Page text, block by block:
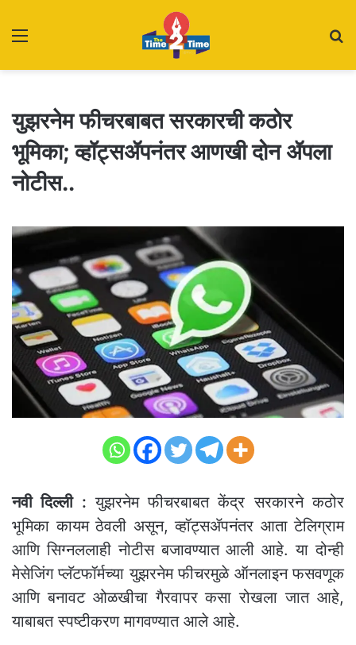
युझरनेम फीचरबाबत सरकारची कठोर
भूमिका; व्हॉट्सॲपनंतर आणखी दोन ॲपला
नोटीस..
नवी दिल्ली : युझरनेम फीचरबाबत केंद्र सरकारने कठोर
भूमिका कायम ठेवली असून, व्हॉट्सॲपनंतर आता टेलिग्राम
आणि सिग्नललाही नोटीस बजावण्यात आली आहे. या दोन्ही
मेसेजिंग प्लॅटफॉर्मच्या युझरनेम फीचरमुळे ऑनलाइन फसवणूक
आणि बनावट ओळखीचा गैरवापर कसा रोखला जात आहे,
याबाबत स्पष्टीकरण मागवण्यात आले आहे.